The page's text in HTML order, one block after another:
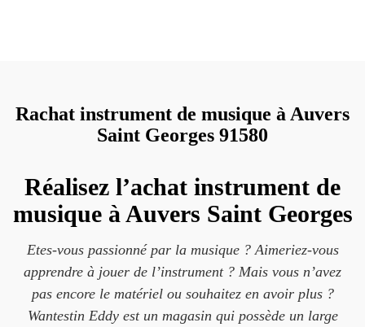
Rachat instrument de musique à Auvers
Saint Georges 91580
Réalisez l’achat instrument de
musique à Auvers Saint Georges
Etes-vous passionné par la musique ? Aimeriez-vous
apprendre à jouer de l’instrument ? Mais vous n’avez
pas encore le matériel ou souhaitez en avoir plus ?
Wantestin Eddy est un magasin qui possède un large